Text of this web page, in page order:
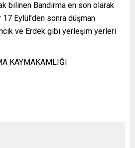
bilinen Bandırma en son olarak
Eylül’den sonra düşman
ve Erdek gibi yerleşim yerleri
KAYMAKAMLIĞI